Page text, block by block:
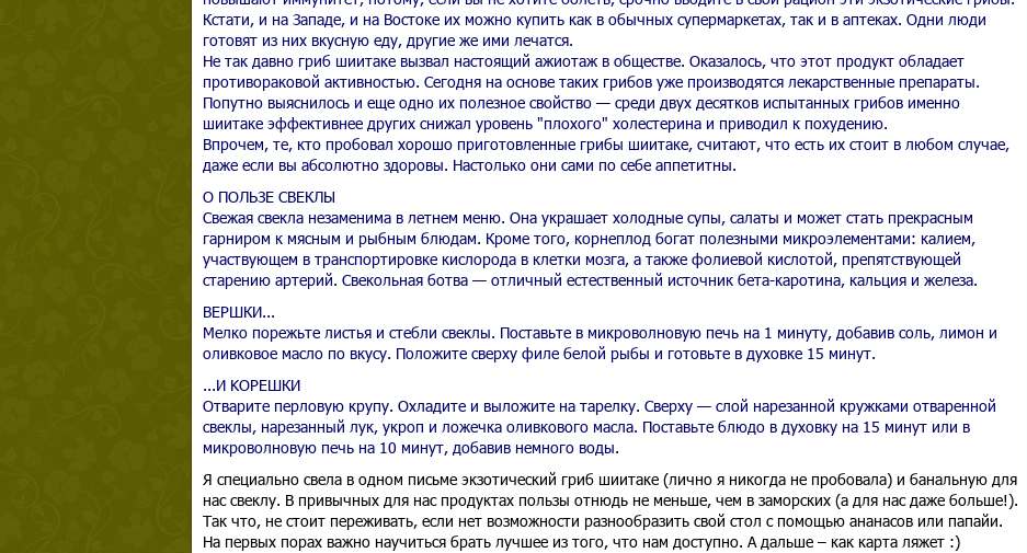
Кстати, и на Западе, и на Востоке их можно купить как в обычных супермаркетах, так и в аптеках. Одни люди
готовят из них вкусную еду, другие же ими лечатся.
Не так давно гриб шиитаке вызвал настоящий ажиотаж в обществе. Оказалось, что этот продукт обладает
противораковой активностью. Сегодня на основе таких грибов уже производятся лекарственные препараты.
Попутно выяснилось и еще одно их полезное свойство — среди двух десятков испытанных грибов именно
шиитаке эффективнее других снижал уровень "плохого" холестерина и приводил к похудению.
Впрочем, те, кто пробовал хорошо приготовленные грибы шиитаке, считают, что есть их стоит в любом случае,
даже если вы абсолютно здоровы. Настолько они сами по себе аппетитны.
О ПОЛЬЗЕ СВЕКЛЫ
Свежая свекла незаменима в летнем меню. Она украшает холодные супы, салаты и может стать прекрасным
гарниром к мясным и рыбным блюдам. Кроме того, корнеплод богат полезными микроэлементами: калием,
участвующем в транспортировке кислорода в клетки мозга, а также фолиевой кислотой, препятствующей
старению артерий. Свекольная ботва — отличный естественный источник бета-каротина, кальция и железа.
ВЕРШКИ...
Мелко порежьте листья и стебли свеклы. Поставьте в микроволновую печь на 1 минуту, добавив соль, лимон и
оливковое масло по вкусу. Положите сверху филе белой рыбы и готовьте в духовке 15 минут.
...И KOРЕШКИ
Отварите перловую крупу. Охладите и выложите на тарелку. Сверху — слой нарезанной кружками отваренной
свеклы, нарезанный лук, укроп и ложечка оливкового масла. Поставьте блюдо в духовку на 15 минут или в
микроволновую печь на 10 минут, добавив немного воды.
Я специально свела в одном письме экзотический гриб шиитаке (лично я никогда не пробовала) и банальную для
нас свеклу. В привычных для нас продуктах пользы отнюдь не меньше, чем в заморских (а для нас даже больше!).
Так что, не стоит переживать, если нет возможности разнообразить свой стол с помощью ананасов или папайи.
На первых порах важно научиться брать лучшее из того, что нам доступно. А дальше – как карта ляжет :)